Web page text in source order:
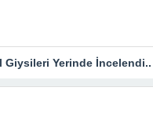
Giysileri Yerinde İncelendi..